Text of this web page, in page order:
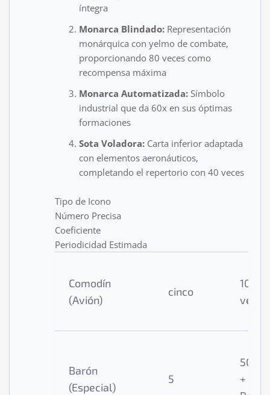
íntegra
Monarca Blindado: Representación
monárquica con yelmo de combate,
proporcionando 80 veces como
recompensa máxima
Monarca Automatizada: Símbolo
industrial que da 60x en sus óptimas
formaciones
Sota Voladora: Carta inferior adaptada
con elementos aeronáuticos,
completando el repertorio con 40 veces
Tipo de Icono
Número Precisa
Coeficiente
Periodicidad Estimada
Comodín
(Avión)
cinco
1000
veces
Barón
(Especial)
5
500x
+